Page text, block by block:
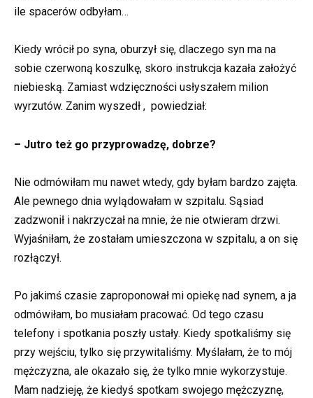
ile spacerów odbyłam…
Kiedy wrócił po syna, oburzył się, dlaczego syn ma na
sobie czerwoną koszulkę, skoro instrukcja kazała założyć
niebieską. Zamiast wdzięczności usłyszałem milion
wyrzutów. Zanim wyszedł , powiedział:
– Jutro też go przyprowadzę, dobrze?
Nie odmówiłam mu nawet wtedy, gdy byłam bardzo zajęta.
Ale pewnego dnia wylądowałam w szpitalu. Sąsiad
zadzwonił i nakrzyczał na mnie, że nie otwieram drzwi.
Wyjaśniłam, że zostałam umieszczona w szpitalu, a on się
rozłączył.
Po jakimś czasie zaproponował mi opiekę nad synem, a ja
odmówiłam, bo musiałam pracować. Od tego czasu
telefony i spotkania poszły ustały. Kiedy spotkaliśmy się
przy wejściu, tylko się przywitaliśmy. Myślałam, że to mój
mężczyzna, ale okazało się, że tylko mnie wykorzystuje.
Mam nadzieję, że kiedyś spotkam swojego mężczyznę,